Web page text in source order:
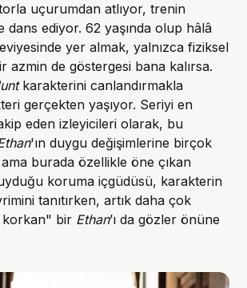
uçurumdan atlıyor, trenin
dans ediyor. 62 yaşında olup hâlâ
yer almak, yalnızca fiziksel
azmin de göstergesi bana kalırsa.
karakterini canlandırmakla
gerçekten yaşıyor. Seriyi en
eden izleyicileri olarak, bu
'ın duygu değişimlerine birçok
burada özellikle öne çıkan
koruma içgüdüsü, karakterin
tanıtırken, artık daha çok
korkan" bir Ethan’ı da gözler önüne